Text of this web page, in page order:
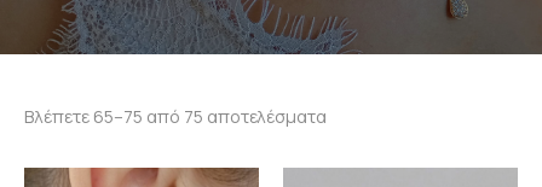
Βλέπετε 65–75 από 75 αποτελέσματα